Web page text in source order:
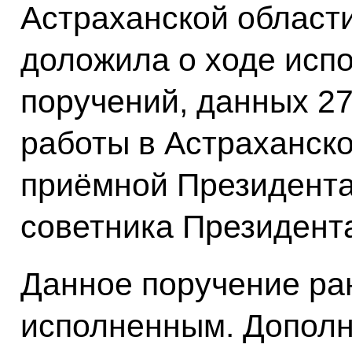
Астраханской
доложила о ходе
поручений, данных
работы в
приёмной
советника
Данное поручение
исполненным.